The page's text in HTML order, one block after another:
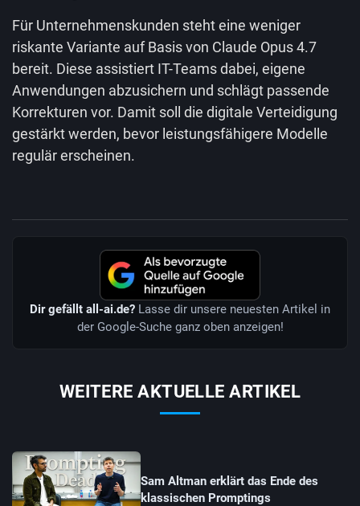
Für Unternehmenskunden steht eine weniger
riskante Variante auf Basis von Claude Opus 4.7
bereit. Diese assistiert IT-Teams dabei, eigene
Anwendungen abzusichern und schlägt passende
Korrekturen vor. Damit soll die digitale Verteidigung
gestärkt werden, bevor leistungsfähigere Modelle
regulär erscheinen.
Dir gefällt all-ai.de? Lasse dir unsere neuesten Artikel in
der Google-Suche ganz oben anzeigen!
WEITERE AKTUELLE ARTIKEL
Sam Altman erklärt das Ende des
klassischen Promptings